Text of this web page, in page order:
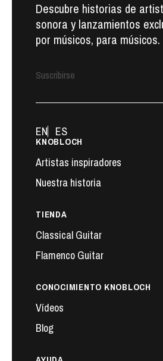
Descubre historias de
sonora y lanzamientos
por músicos, para músicos.
Suscribirse
KNOBLOCH
Artistas inspiradores
Nuestra historia
TIENDA
Classical Guitar
Flamenco Guitar
CONOCIMIENTO KNOBLOCH
Vídeos
Blog
EN ES